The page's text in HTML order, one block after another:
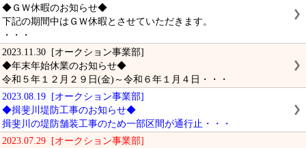
◆ＧＷ休暇のお知らせ◆
下記の期間中はＧＷ休暇とさせていただきます。
・・・
2023.11.30 [オークション事業部]
◆年末年始休業のお知らせ◆
令和５年１２月２９日(金)～令和６年１月４日・・・
2023.08.19 [オークション事業部]
◆揖斐川堤防工事のお知らせ◆
揖斐川の堤防舗装工事のため一部区間が通行止・・・
2023.07.29 [オークション事業部]